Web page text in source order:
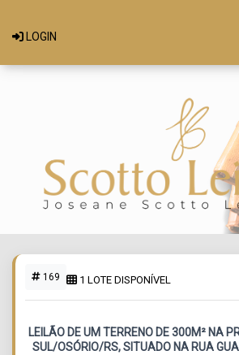
LOGIN
169 1 LOTE DISPONÍVEL
LEILÃO DE UM TERRENO DE 300M² NA
SUL/OSÓRIO/RS, SITUADO NA RUA